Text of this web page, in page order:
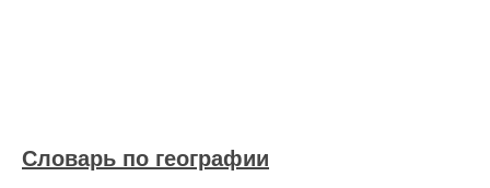
Словарь по географии